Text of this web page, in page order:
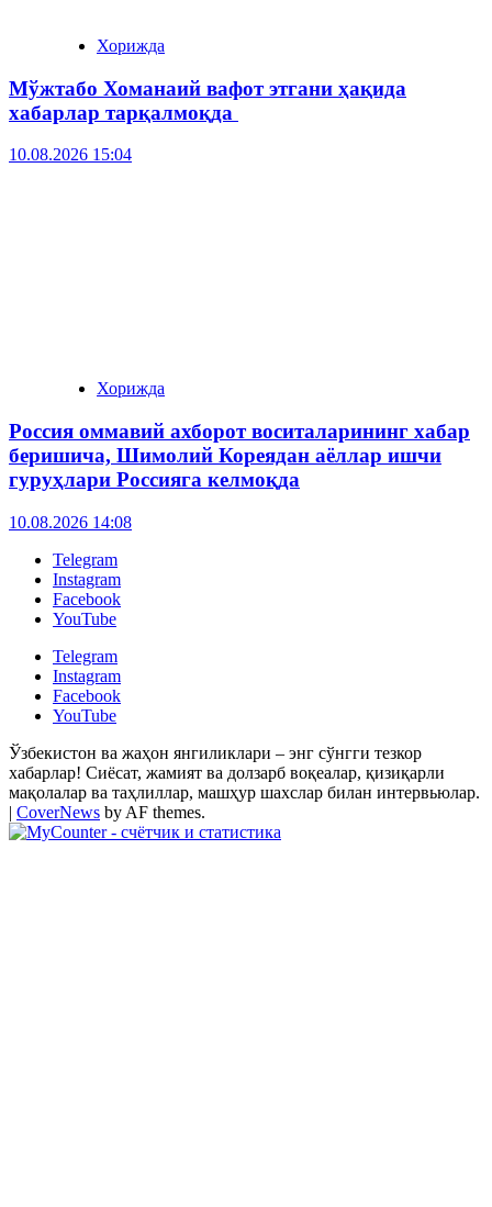
Хорижда
Мўжтабо Хоманаий вафот этгани ҳақида
хабарлар тарқалмоқда
10.08.2026 15:04
Хорижда
Россия оммавий ахборот воситаларининг хабар
беришича, Шимолий Кореядан аёллар ишчи
гуруҳлари Россияга келмоқда
10.08.2026 14:08
Telegram
Instagram
Facebook
YouTube
Telegram
Instagram
Facebook
YouTube
Ўзбекистон ва жаҳон янгиликлари – энг сўнгги тезкор
хабарлар! Сиёсат, жамият ва долзарб воқеалар, қизиқарли
мақолалар ва таҳлиллар, машҳур шахслар билан интервьюлар.
| CoverNews by AF themes.